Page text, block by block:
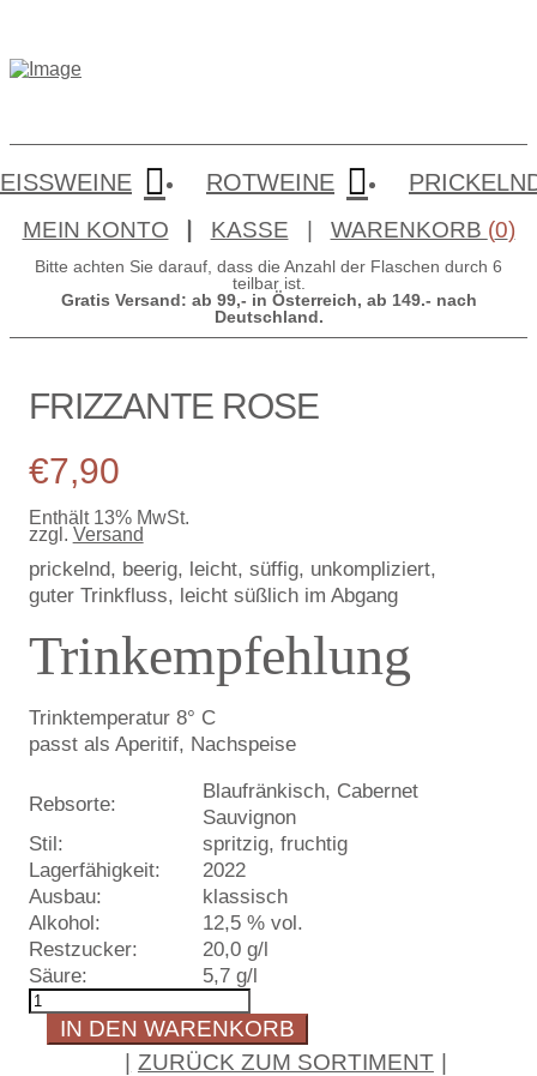
ROTWEINE
MEIN KONTO KASSE WARENKORB (0)
Bitte achten Sie darauf, dass die Anzahl der Flaschen durch 6
teilbar ist.
Gratis Versand: ab 99,- in Österreich, ab 149.- nach
Deutschland.
FRIZZANTE ROSE
€7,90
Enthält 13% MwSt.
zzgl. Versand
prickelnd, beerig, leicht, süffig, unkompliziert,
guter Trinkfluss, leicht süßlich im Abgang
Trinkempfehlung
Trinktemperatur 8° C
passt als Aperitif, Nachspeise
Rebsorte:
Blaufränkisch, Cabernet
Sauvignon
Stil:
spritzig, fruchtig
Lagerfähigkeit:
2022
Ausbau:
klassisch
Alkohol:
12,5 % vol.
Restzucker:
20,0 g/l
Säure:
5,7 g/l
Frizzante
Rose
MengeIN DEN WARENKORB
ZURÜCK ZUM SORTIMENT